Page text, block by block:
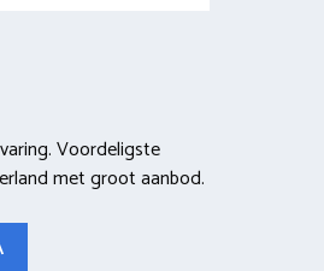
Voordeligste
met groot aanbod.